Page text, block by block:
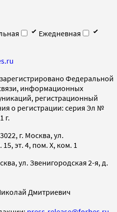
Ежедневная
Федеральной
информационных
регистрационный
о регистрации: серия Эл №
г.
г. Москва, ул.
эт. 4, пом. X, ком. 1
ул. Звенигородская 2-я, д.
Дмитриевич